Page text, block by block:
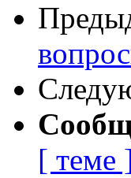
[ теме